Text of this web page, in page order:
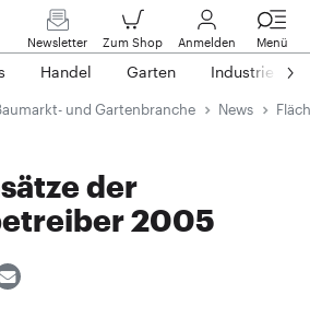
Newsletter Zum Shop Anmelden Menü
Handel Garten Industrie
und Gartenbranche News
der
2005